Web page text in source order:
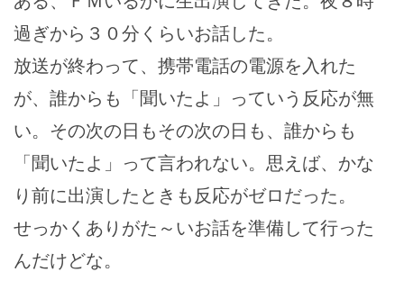
過ぎから３０分くらいお話した。
放送が終わって、携帯電話の電源を入れた
が、誰からも「聞いたよ」っていう反応が無
い。その次の日もその次の日も、誰からも
「聞いたよ」って言われない。思えば、かな
り前に出演したときも反応がゼロだった。
せっかくありがた～いお話を準備して行った
んだけどな。